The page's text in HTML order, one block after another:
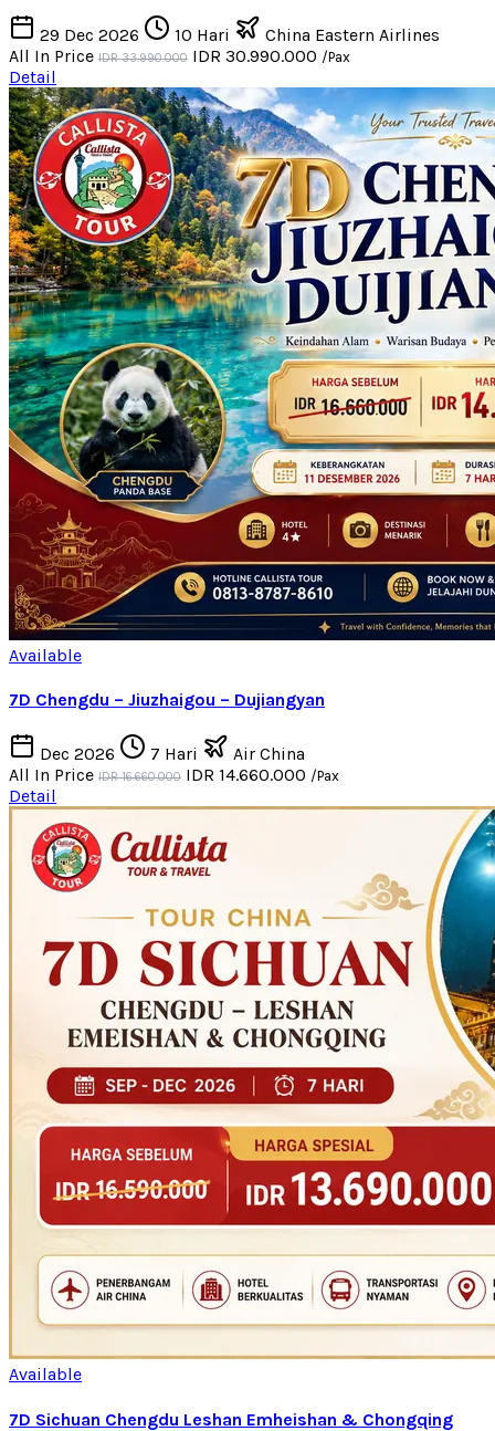
29 Dec 2026 10 Hari
China Eastern Airlines
All In Price IDR 33.990.000 IDR 30.990.000 /Pax
Detail
Available
7D Chengdu – Jiuzhaigou – Dujiangyan
Dec 2026 7 Hari
Air China
All In Price IDR 16.660.000 IDR 14.660.000 /Pax
Detail
Available
7D Sichuan Chengdu Leshan Emheishan & Chongqing